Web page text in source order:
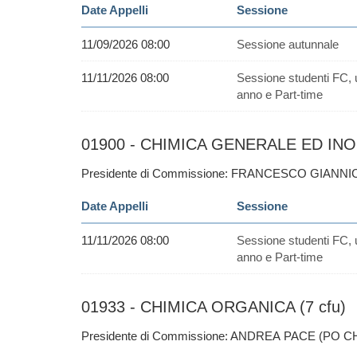
Date Appelli Sessione
11/09/2026 08:00 Sessione autunnale
11/11/2026 08:00
Sessione studenti FC,
anno e Part-time
01900 - CHIMICA GENERALE ED
Presidente di Commissione: FRANCESCO
Date Appelli Sessione
11/11/2026 08:00
Sessione studenti FC,
anno e Part-time
01933 - CHIMICA ORGANICA (7 cfu)
Presidente di Commissione: ANDREA PACE (PO